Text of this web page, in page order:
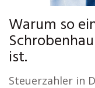
Warum so
ist.
Steuerzahler in